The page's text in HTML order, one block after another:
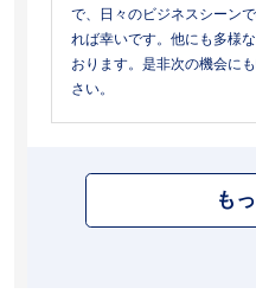
で、日々のビジネスシーン
れば幸いです。他にも多様
おります。是非次の機会に
さい。
も